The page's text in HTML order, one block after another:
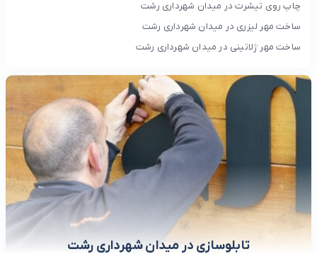
چاپ روی تیشرت در میدان شهرداری رشت
ساخت مهر لیزری در میدان شهرداری رشت
ساخت مهر ژلاتینی در میدان شهرداری رشت
تابلوسازی در میدان شهرداری رشت